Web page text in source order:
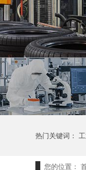
热门关键词：
您的位置：